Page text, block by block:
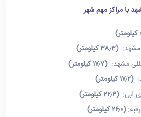
با مراکز مهم شهر
مشهد:(۳۸٫۳ کیلومتر)
مشهد:(۱۷٫۷ کیلومتر)
(۱۷٫۲ کیلومتر)
آبی:(۲۲٫۴ کیلومتر)
(۲۶٫۰ کیلومتر)